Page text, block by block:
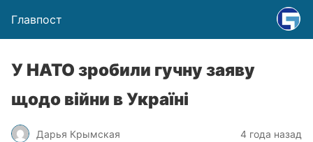
Главпост
У НАТО зробили гучну заяву
щодо війни в Україні
Дарья Крымская 4 года назад